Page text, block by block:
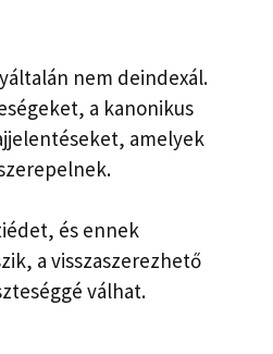
nem deindexál.
a kanonikus
amelyek
és ennek
a visszaszerezhető
válhat.